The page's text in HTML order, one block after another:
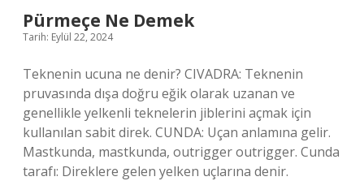
Pürmeçe Ne Demek
Tarih: Eylül 22, 2024
Teknenin ucuna ne denir? CIVADRA: Teknenin
pruvasında dışa doğru eğik olarak uzanan ve
genellikle yelkenli teknelerin jiblerini açmak için
kullanılan sabit direk. CUNDA: Uçan anlamına gelir.
Mastkunda, mastkunda, outrigger outrigger. Cunda
tarafı: Direklere gelen yelken uçlarına denir.